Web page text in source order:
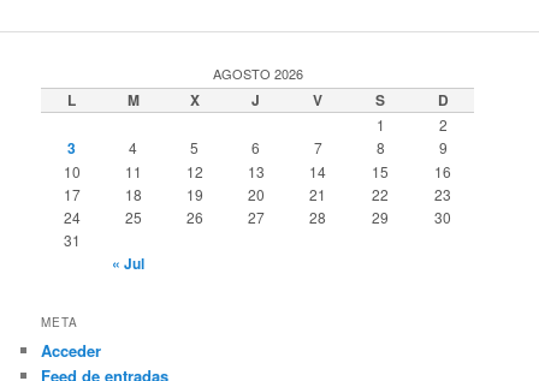
AGOSTO 2026
L M X J V S D
1 2
3 4 5 6 7 8
9
10
11 12 13 14 15
16
17
18 19 20 21 22
23
24
25 26 27 28 29
30
31
« Jul
META
Acceder
Feed de entradas